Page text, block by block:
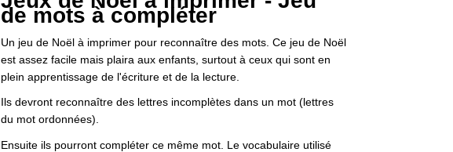
de mots à compléter
Un jeu de Noël à imprimer pour reconnaître des mots. Ce jeu de Noël
est assez facile mais plaira aux enfants, surtout à ceux qui sont en
plein apprentissage de l'écriture et de la lecture.
Ils devront reconnaître des lettres incomplètes dans un mot (lettres
du mot ordonnées).
Ensuite ils pourront compléter ce même mot. Le vocabulaire utilisé